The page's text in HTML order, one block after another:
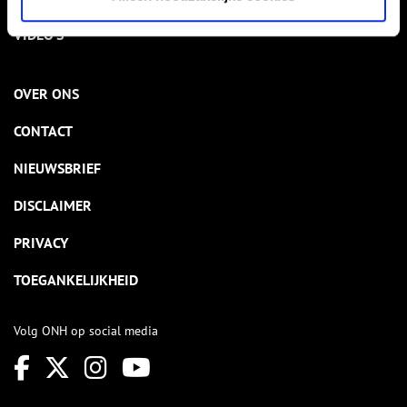
VIDEO’S
OVER ONS
CONTACT
NIEUWSBRIEF
DISCLAIMER
PRIVACY
TOEGANKELIJKHEID
Volg ONH op social media